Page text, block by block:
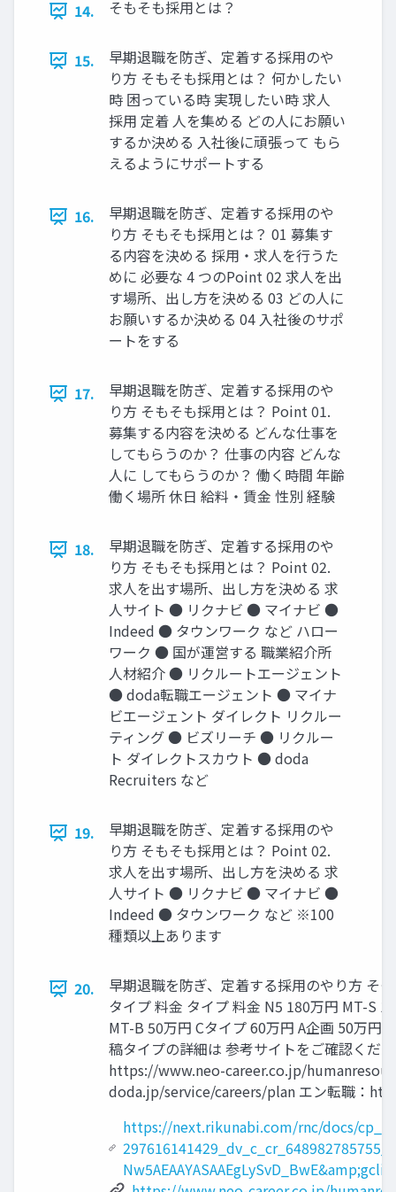
14. そもそも採⽤とは？
15.
早期退職を防ぎ、定着する採用のや
り方 そもそも採⽤とは？ 何かしたい
時 困っている時 実現したい時 求⼈
採⽤ 定着 ⼈を集める どの⼈にお願い
するか決める ⼊社後に頑張って もら
えるようにサポートする
16.
早期退職を防ぎ、定着する採用のや
り方 そもそも採⽤とは？ 01 募集す
る内容を決める 採⽤‧求⼈を⾏うた
めに 必要な 4 つのPoint 02 求⼈を出
す場所、出し⽅を決める 03 どの⼈に
お願いするか決める 04 ⼊社後のサポ
ートをする
17.
早期退職を防ぎ、定着する採用のや
り方 そもそも採⽤とは？ Point 01.
募集する内容を決める どんな仕事を
してもらうのか？ 仕事の内容 どんな
⼈に してもらうのか？ 働く時間 年齢
働く場所 休⽇ 給料‧賃⾦ 性別 経験
18.
早期退職を防ぎ、定着する採用のや
り方 そもそも採⽤とは？ Point 02.
求人を出す場所、出し方を決める 求
⼈サイト ● リクナビ ● マイナビ ●
Indeed ● タウンワーク など ハロー
ワーク ● 国が運営する 職業紹介所
⼈材紹介 ● リクルートエージェント
● doda転職エージェント ● マイナ
ビエージェント ダイレクト リクルー
ティング ● ビズリーチ ● リクルー
ト ダイレクトスカウト ● doda
Recruiters など
19.
早期退職を防ぎ、定着する採用のや
り方 そもそも採⽤とは？ Point 02.
求人を出す場所、出し方を決める 求
⼈サイト ● リクナビ ● マイナビ ●
Indeed ● タウンワーク など ※100
種類以上あります
20.
早期退職を防ぎ、定着する採用のやり方 そ
タイプ 料金 タイプ 料金 N5 180万円 MT-S
MT-B 50万円 Cタイプ 60万円 A企画 50万円
稿タイプの詳細は 参考サイトをご確認く
https://www.neo-career.co.jp/
doda.jp/service/careers/plan エン転職：
https://next.rikunabi.com/rnc/docs/